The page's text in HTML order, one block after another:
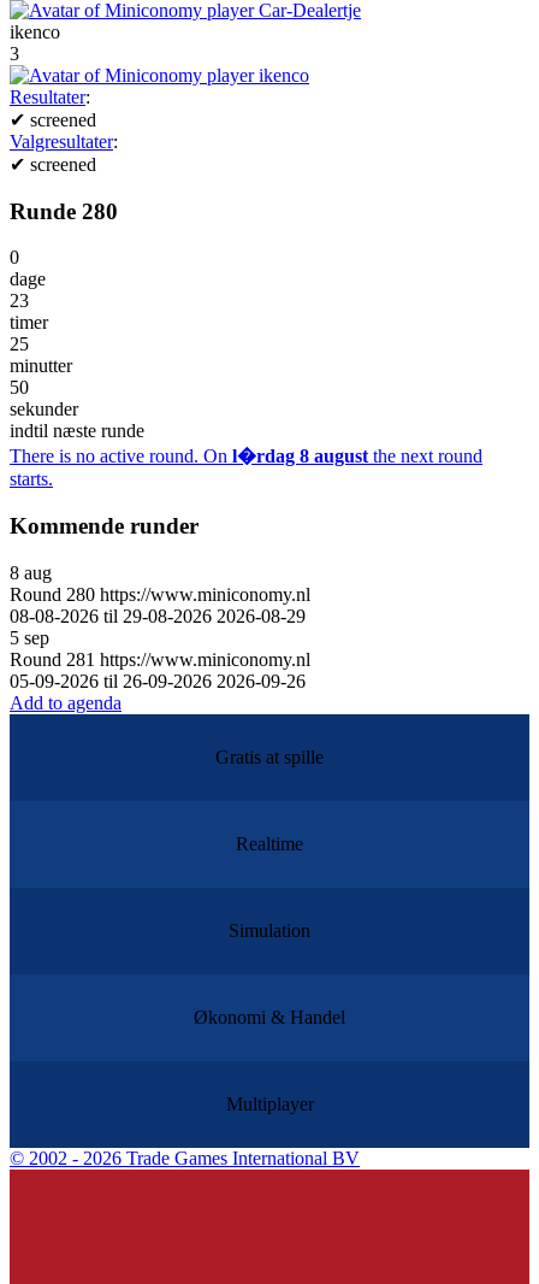
ikenco
3
Resultater:
✔ screened
Valgresultater:
✔ screened
Runde 280
0
dage
23
timer
25
minutter
50
sekunder
indtil næste runde
There is no active round. On l�rdag 8 august the next round
starts.
Kommende runder
8 aug
Round 280 https://www.miniconomy.nl
08-08-2026 til 29-08-2026 2026-08-29
5 sep
Round 281 https://www.miniconomy.nl
05-09-2026 til 26-09-2026 2026-09-26
Add to agenda
Gratis at spille
Realtime
Simulation
Økonomi & Handel
Multiplayer
© 2002 - 2026 Trade Games International BV